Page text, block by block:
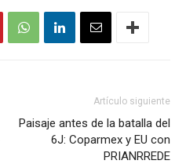
Artículo siguiente
Paisaje antes de la batalla del
6J: Coparmex y EU con
PRIANRREDE